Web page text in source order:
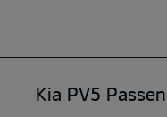
Kia PV5